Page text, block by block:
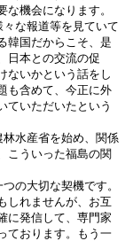
機会になります。
な報道等を見ていて
韓国だからこそ、是
日本との交流の促
ないかという話をし
も含めて、今正に外
ていただいたという
水産省を始め、関係
こういった福島の関
の大切な契機です。
しれませんが、お互
に発信して、専門家
ております。もう一